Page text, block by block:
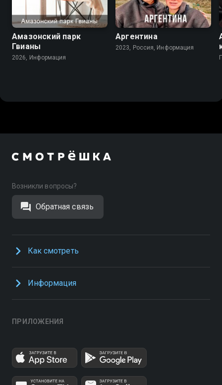
Амазонский парк
Гвианы
2026, Информация
Аргентина
2023, Россия, Информация
Возникли вопросы?
Обратная связь
Как смотреть
Информация
ПРИЛОЖЕНИЯ